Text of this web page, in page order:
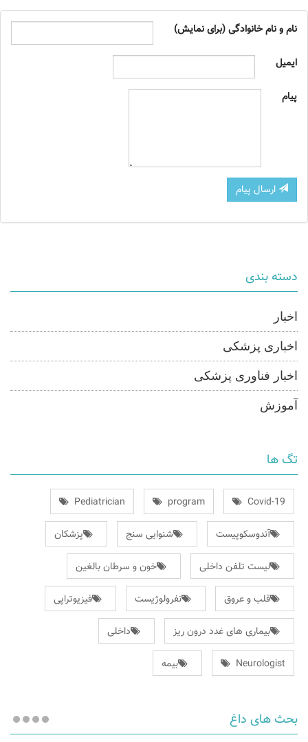
نام و نام خانوادگی (برای نمایش)
ایمیل
پیام
ارسال پیام
دسته بندی
اخبار
اخباری پزشکی
اخبار فناوری پزشکی
آموزش
تگ ها
Covid-19
program
Pediatrician
آندوسکوپیست شنوایی سنج پزشکان
لیست تلفن داخلی خون و سرطان بالغین
قلب و عروق نفرولوژیست فیزیوتراپی
بیماری های غدد درون ریز داخلی
Neurologist بیمه
بحث های داغ